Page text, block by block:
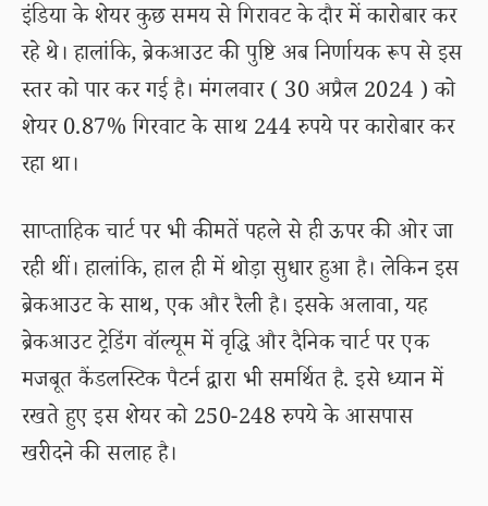
इंडिया के शेयर कुछ समय से गिरावट के दौर में कारोबार कर
रहे थे। हालांकि, ब्रेकआउट की पुष्टि अब निर्णायक रूप से इस
स्तर को पार कर गई है। मंगलवार ( 30 अप्रैल 2024 ) को
शेयर 0.87% गिरवाट के साथ 244 रुपये पर कारोबार कर
रहा था।
साप्ताहिक चार्ट पर भी कीमतें पहले से ही ऊपर की ओर जा
रही थीं। हालांकि, हाल ही में थोड़ा सुधार हुआ है। लेकिन इस
ब्रेकआउट के साथ, एक और रैली है। इसके अलावा, यह
ब्रेकआउट ट्रेडिंग वॉल्यूम में वृद्धि और दैनिक चार्ट पर एक
मजबूत कैंडलस्टिक पैटर्न द्वारा भी समर्थित है. इसे ध्यान में
रखते हुए इस शेयर को 250-248 रुपये के आसपास
खरीदने की सलाह है।